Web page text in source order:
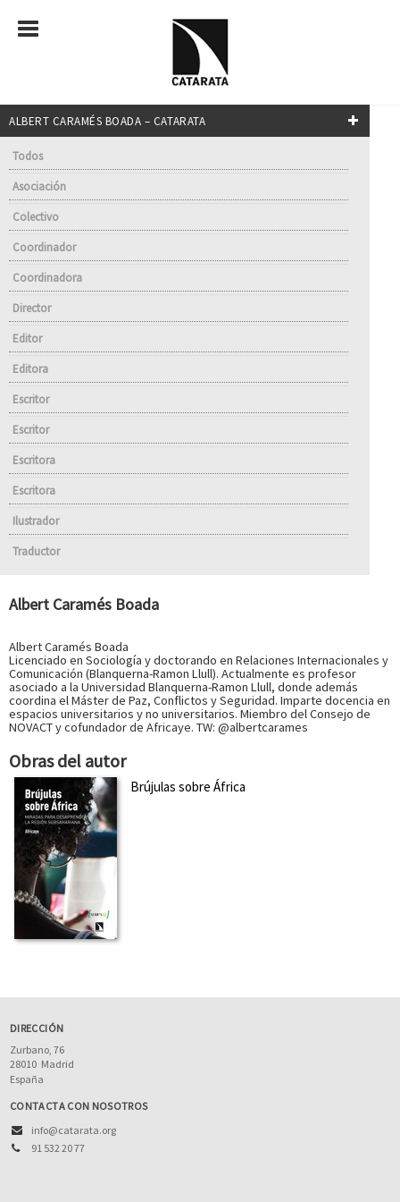
ALBERT CARAMÉS BOADA – CATARATA
Todos
Asociación
Colectivo
Coordinador
Coordinadora
Director
Editor
Editora
Escritor
Escritor
Escritora
Escritora
Ilustrador
Traductor
Albert Caramés Boada
Albert Caramés Boada
Licenciado en Sociología y doctorando en Relaciones Internacionales y
Comunicación (Blanquerna-Ramon Llull). Actualmente es profesor
asociado a la Universidad Blanquerna-Ramon Llull, donde además
coordina el Máster de Paz, Conflictos y Seguridad. Imparte docencia en
espacios universitarios y no universitarios. Miembro del Consejo de
NOVACT y cofundador de Africaye. TW: @albertcarames
Obras del autor
Brújulas sobre África
DIRECCIÓN
Zurbano, 76
28010 Madrid
España
CONTACTA CON NOSOTROS
info@catarata.org
91 532 20 77